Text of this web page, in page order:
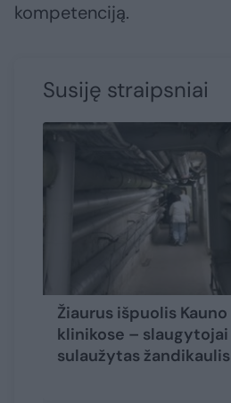
kompetenciją.
Susiję straipsniai
Žiaurus išpuolis Kauno
klinikose – slaugytojai
sulaužytas žandikaulis